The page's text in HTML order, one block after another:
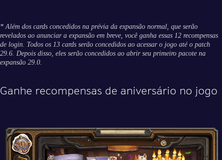
* Além dos cards concedidos na prévia da expansão normal, que serão
revelados ao anunciar a expansão em breve, você ganha essas 12 recompensas
de login. Todos os 13 cards serão concedidos ao acessar o jogo até o patch
29.6. Depois disso, eles serão concedidos ao abrir seu primeiro pacote na
expansão 29.0.
Ganhe recompensas de aniversário no jogo